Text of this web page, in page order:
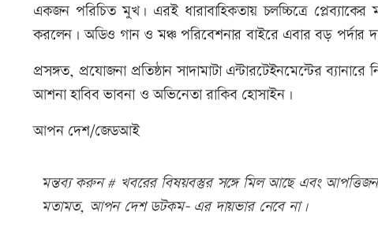
একজন পরিচিত মুখ। এরই ধারাবাহিকতায় চলচ্চিত্রে
করলেন। অডিও গান ও মঞ্চ পরিবেশনার বাইরে এবার বড়
প্রসঙ্গত, প্রযোজনা প্রতিষ্ঠান সাদামাটা এন্টারটেইনমেন্টের
আশনা হাবিব ভাবনা ও অভিনেতা রাকিব হোসাইন।
আপন দেশ/জেডআই
মন্তব্য করুন # খবরের বিষয়বস্তুর সঙ্গে মিল আছে এবং
মতামত, আপন দেশ ডটকম- এর দায়ভার নেবে না।